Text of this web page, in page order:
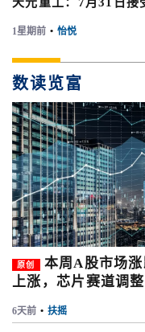
1星期前 • 怡悦
数读览富
原创
本周A股市场
上涨，芯片赛道调整
6天前 • 扶摇